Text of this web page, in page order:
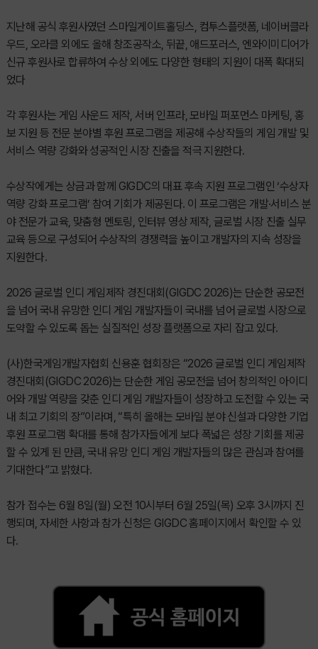
지난해 공식 후원사였던 스마일게이트홀딩스, 컴투스플랫폼, 네이버클라
우드, 오라클 외에도 올해 창조공작소, 뒤끝, 애드포러스, 엔와이미디어가
신규 후원사로 합류하여 수상 외에도 다양한 형태의 지원이 대폭 확대되
었다
각 후원사는 게임 사운드 제작, 서버 인프라, 모바일 퍼포먼스 마케팅, 홍
보 지원 등 전문 분야별 후원 프로그램을 제공해 수상작들의 게임 개발 및
서비스 역량 강화와 성공적인 시장 진출을 적극 지원한다.
수상작에게는 상금과 함께 GIGDC의 대표 후속 지원 프로그램인 ‘수상자
역량 강화 프로그램’ 참여 기회가 제공된다. 이 프로그램은 개발·서비스 분
야 전문가 교육, 맞춤형 멘토링, 인터뷰 영상 제작, 글로벌 시장 진출 실무
교육 등으로 구성되어 수상작의 경쟁력을 높이고 개발자의 지속 성장을
지원한다.
2026 글로벌 인디 게임제작 경진대회(GIGDC 2026)는 단순한 공모전
을 넘어 국내 유망한 인디 게임 개발자들이 국내를 넘어 글로벌 시장으로
도약할 수 있도록 돕는 실질적인 성장 플랫폼으로 자리 잡고 있다.
(사)한국게임개발자협회 신용훈 협회장은 “2026 글로벌 인디 게임제작
경진대회(GIGDC 2026)는 단순한 게임 공모전을 넘어 창의적인 아이디
어와 개발 역량을 갖춘 인디 게임 개발자들이 성장하고 도전할 수 있는 국
내 최고 기회의 장”이라며, “특히 올해는 모바일 분야 신설과 다양한 기업
후원 프로그램 확대를 통해 참가자들에게 보다 폭넓은 성장 기회를 제공
할 수 있게 된 만큼, 국내 유망 인디 게임 개발자들의 많은 관심과 참여를
기대한다”고 밝혔다.
참가 접수는 6월 8일(월) 오전 10시부터 6월 25일(목) 오후 3시까지 진
행되며, 자세한 사항과 참가 신청은 GIGDC 홈페이지에서 확인할 수 있
다.